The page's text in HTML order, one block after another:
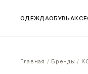
ОДЕЖДАОБУВЬ
Главная / Бренды /